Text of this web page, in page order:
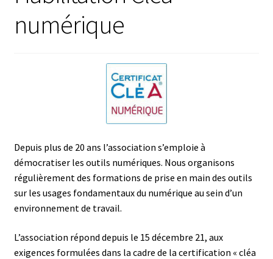
numérique
Depuis plus de 20 ans l’association s’emploie à
démocratiser les outils numériques. Nous organisons
régulièrement des formations de prise en main des outils
sur les usages fondamentaux du numérique au sein d’un
environnement de travail.
L’association répond depuis le 15 décembre 21, aux
exigences formulées dans la cadre de la certification « cléa